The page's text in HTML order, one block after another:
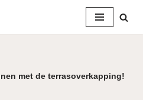
met de terrasoverkapping!